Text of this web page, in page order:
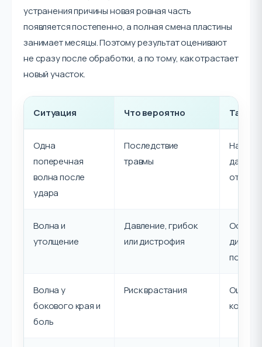
устранения причины новая ровная часть
появляется постепенно, а полная смена пластины
занимает месяцы. Поэтому результат оценивают
не сразу после обработки, а по тому, как отрастает
новый участок.
Ситуация Что вероятно
Одна
поперечная
волна после
удара
Последствие
травмы
Волна и
утолщение
Давление, грибок
или дистрофия
Волна у
бокового края и
боль
Риск врастания